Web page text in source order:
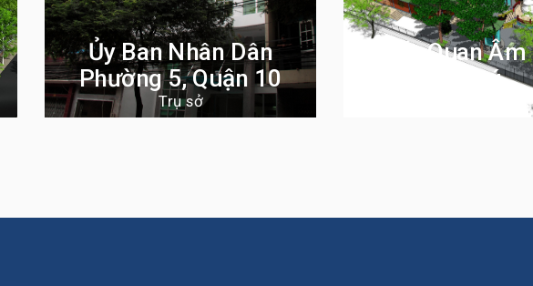
Ủy Ban Nhân Dân
Phường 5, Quận 10
Trụ sở
Miếu Quan
Phú